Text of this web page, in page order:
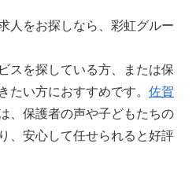
人をお探しなら、彩虹グルー
スを探している方、または保
たい方におすすめです。 佐賀
、保護者の声や子どもたちの
、安心して任せられると好評